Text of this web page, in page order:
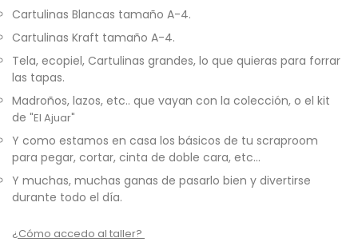
Cartulinas Blancas tamaño A-4.
Cartulinas Kraft tamaño A-4.
Tela, ecopiel, Cartulinas grandes, lo que quieras para forrar
las tapas.
Madroños, lazos, etc.. que vayan con la colección, o el kit
de "El Ajuar"
Y como estamos en casa los básicos de tu scraproom
para pegar, cortar, cinta de doble cara, etc...
Y muchas, muchas ganas de pasarlo bien y divertirse
durante todo el día.
¿Cómo accedo al taller?